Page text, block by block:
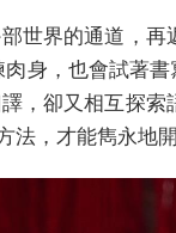
身，也會試著
，卻又相互探
，才能雋永地